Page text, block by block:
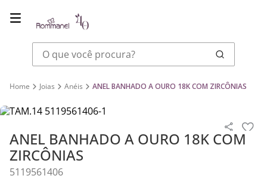
O que você procura?
Joias Anéis ANEL BANHADO A OURO 18K COM ZIRCÔNIAS
ANEL BANHADO A OURO 18K COM
ZIRCÔNIAS
5119561406